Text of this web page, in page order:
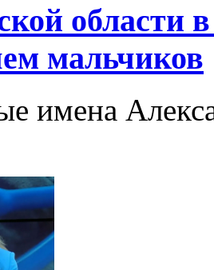
области
мальчиков
имена